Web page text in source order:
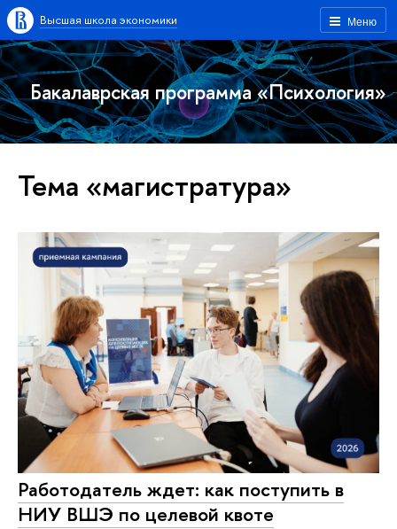
Меню
Высшая школа экономики
Бакалаврская программа «Психология»
Тема «магистратура»
Работодатель ждет: как поступить в
НИУ ВШЭ по целевой квоте